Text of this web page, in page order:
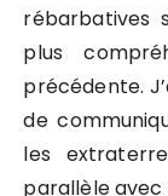
rébarbatives
plus
précédente.
de
les
parallèle avec